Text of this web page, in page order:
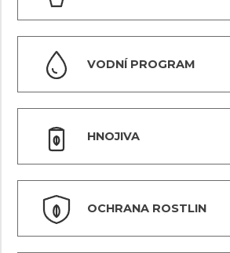
VODNÍ PROGRAM
HNOJIVA
OCHRANA ROSTLIN